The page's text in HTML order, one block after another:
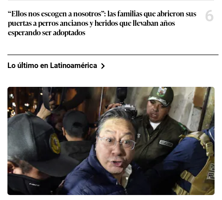
“Ellos nos escogen a nosotros”: las familias que abrieron sus
puertas a perros ancianos y heridos que llevaban años
esperando ser adoptados
6
Lo último en Latinoamérica